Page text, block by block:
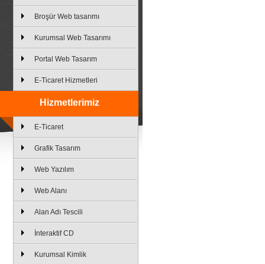
Broşür Web tasarımı
Kurumsal Web Tasarımı
Portal Web Tasarım
E-Ticaret Hizmetleri
Hizmetlerimiz
E-Ticaret
Grafik Tasarım
Web Yazılım
Web Alanı
Alan Adı Tescili
İnteraktif CD
Kurumsal Kimlik